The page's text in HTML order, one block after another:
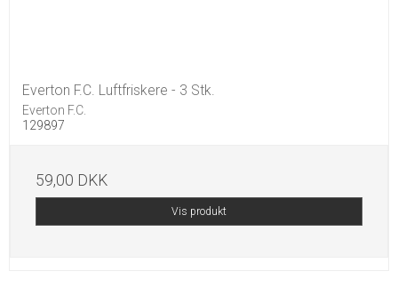
Everton F.C. Luftfriskere - 3 Stk.
Everton F.C.
129897
59,00 DKK
Vis produkt